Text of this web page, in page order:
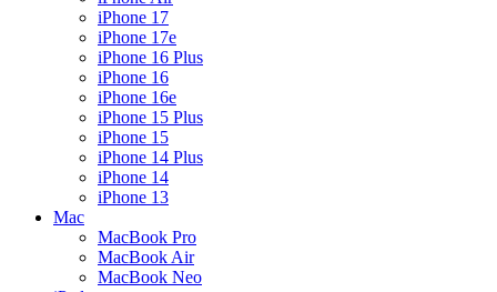
iPhone 17
iPhone 17e
iPhone 16 Plus
iPhone 16
iPhone 16e
iPhone 15 Plus
iPhone 15
iPhone 14 Plus
iPhone 14
iPhone 13
Mac
MacBook Pro
MacBook Air
MacBook Neo